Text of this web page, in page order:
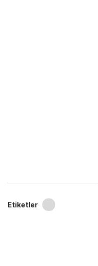
Etiketler